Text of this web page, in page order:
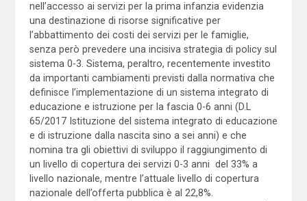
nell’accesso ai servizi per la prima infanzia evidenzia
una destinazione di risorse significative per
l’abbattimento dei costi dei servizi per le famiglie,
senza però prevedere una incisiva strategia di policy sul
sistema 0-3. Sistema, peraltro, recentemente investito
da importanti cambiamenti previsti dalla normativa che
definisce l’implementazione di un sistema integrato di
educazione e istruzione per la fascia 0-6 anni (D.L
65/2017 Istituzione del sistema integrato di educazione
e di istruzione dalla nascita sino a sei anni) e che
nomina tra gli obiettivi di sviluppo il raggiungimento di
un livello di copertura dei servizi 0-3 anni del 33% a
livello nazionale, mentre l’attuale livello di copertura
nazionale dell’offerta pubblica è al 22,8%.